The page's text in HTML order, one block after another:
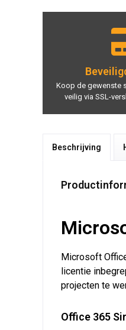
Koop de gewenste
veilig via SSL-
Beschrijving
Microsoft
licentie
projecten te
Office 365